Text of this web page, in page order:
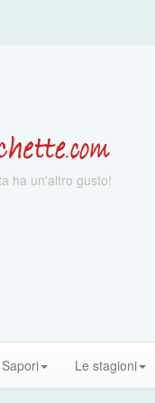
ha un'altro gusto!
Le stagioni